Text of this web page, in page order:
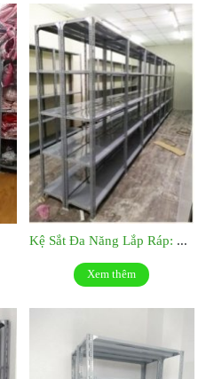
Xem thêm